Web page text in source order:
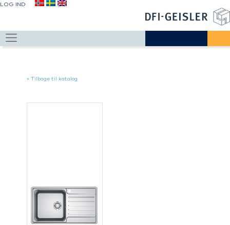
LOG IND
« Tilbage til katalog